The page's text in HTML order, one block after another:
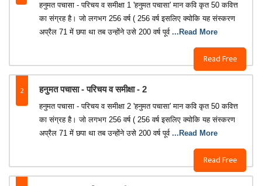
Read Free
हनुमत पचासा - परिचय व समीक्षा 1 'हनुमत पचासा' मान कवि कृत 50 कवित्त
का संग्रह है। जो लगभग 256 वर्ष ( 256 वर्ष इसलिए क्योकि यह संस्करण
अप्रैल 71 में छपा था तब उन्होंने उसे 200 वर्ष पूर्व ...Read More
2 हनुमत पचासा - परिचय व समीक्षा - 2
Read Free
हनुमत पचासा - परिचय व समीक्षा 2 'हनुमत पचासा' मान कवि कृत 50 कवित्त
का संग्रह है। जो लगभग 256 वर्ष ( 256 वर्ष इसलिए क्योकि यह संस्करण
अप्रैल 71 में छपा था तब उन्होंने उसे 200 वर्ष पूर्व ...Read More